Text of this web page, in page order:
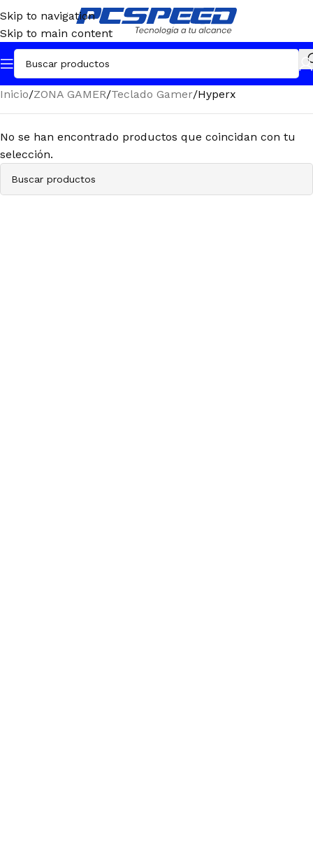
Skip to navigation
Skip to main content
Inicio ZONA GAMER Teclado Gamer Hyperx
No se han encontrado productos que coincidan con tu
selección.